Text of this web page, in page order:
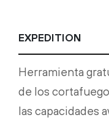
EXPEDITION
Herramienta
de los
las capacidades